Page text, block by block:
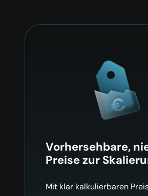
Vorhersehbare,
Preise zur
Mit klar kalkulierbaren